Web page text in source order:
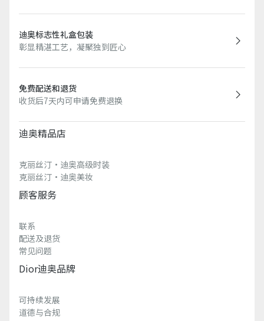
迪奥标志性礼盒包装
彰显精湛工艺，凝聚独到匠心
免费配送和退货
收货后7天内可申请免费退换
迪奥精品店
克丽丝汀·迪奥高级时装
克丽丝汀·迪奥美妆
顾客服务
联系
配送及退货
常见问题
Dior迪奥品牌
可持续发展
道德与合规